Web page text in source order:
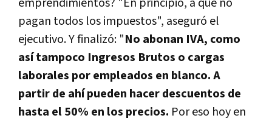
pagan todos los impuestos", aseguró el
ejecutivo. Y finalizó: "No abonan IVA, como
así­ tampoco Ingresos Brutos o cargas
laborales por empleados en blanco. A
partir de ahí­ pueden hacer descuentos de
hasta el 50% en los precios. Por eso hoy en